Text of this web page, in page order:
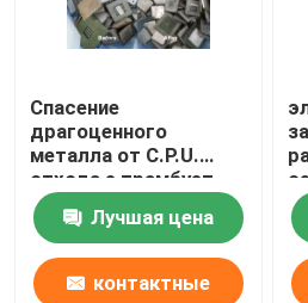
Спасение
драгоценного
металла от C.P.U.
отхода e трамбует
машину спасения
золотаЛучшая цена
контактные